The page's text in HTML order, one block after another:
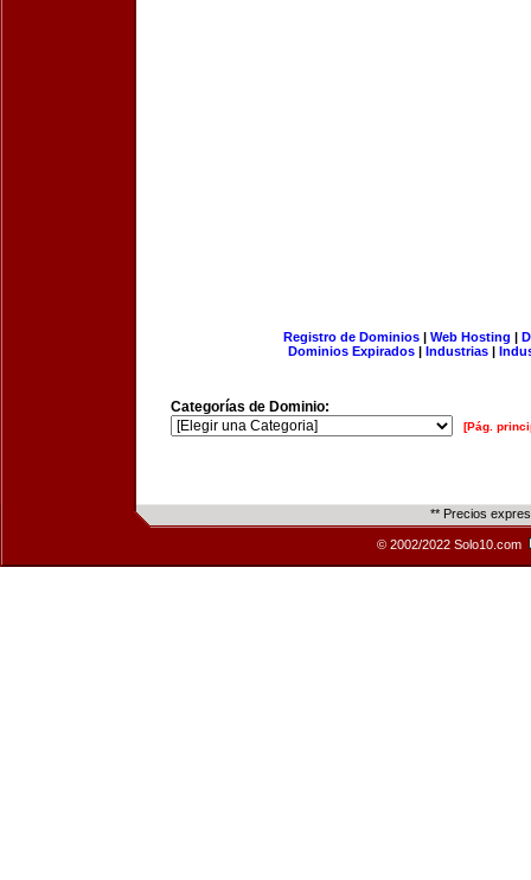
Registro de Dominios| Web Hosting |
Dominios Expirados | Industrias |
Categorías de Dominio:
[Pág.
** Precios
© 2002/2022 Solo10.com